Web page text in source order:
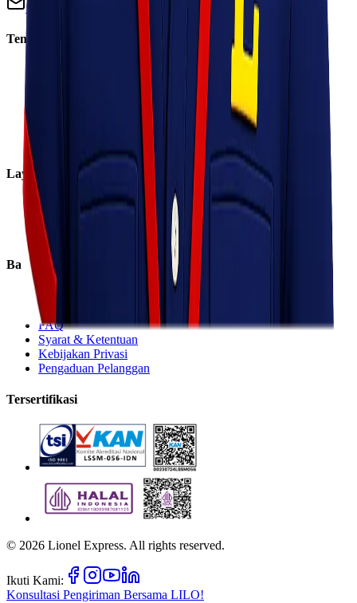
info@lionelexpress.com
Tentang Kami
Tentang Kami
Layanan
Express
Regular
Eco
Bantuan
Lacak Kiriman
Tarif Pengiriman
FAQ
Syarat & Ketentuan
Kebijakan Privasi
Pengaduan Pelanggan
Tersertifikasi
© 2026 Lionel Express. All rights reserved.
Ikuti Kami:
Konsultasi Pengiriman Bersama LILO!